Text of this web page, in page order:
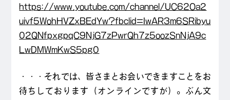
https://www.youtube.com/channel/UC62Oa2
uivf5WohHVZxBEdYw?fbclid=IwAR3m6SRibyu
02QNfpxgpqC9NjG7zPwrQh7z5oozSnNjA9c
LwDMWmKwS5pg0
・・・それでは、皆さまとお会いできますことをお
待ちしております（オンラインですが）。ぶん文